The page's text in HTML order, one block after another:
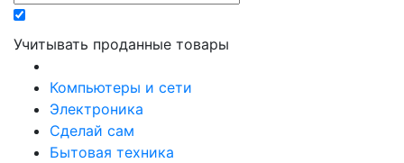
Учитывать проданные товары
Компьютеры и сети
Электроника
Сделай сам
Бытовая техника